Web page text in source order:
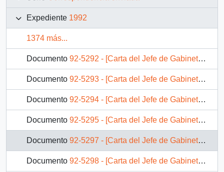
Expediente 1992
1374 más...
Documento 92-5292 - [Carta del Jefe de Gabinete de la Presidencia a Subsecretaria de Justicia]
Documento 92-5293 - [Carta del Jefe de Gabinete de la Presidencia a SEREMI de Educación X Región]
Documento 92-5294 - [Carta del Jefe de Gabinete de la Presidencia a Subsecretario de Desarrollo Regional y Administrativo]
Documento 92-5295 - [Carta del Jefe de Gabinete de la Presidencia a Subsecretario de Marina]
Documento 92-5297 - [Carta del Jefe de Gabinete de la Presidencia a SEREMI de Vivienda IX Región]
Documento 92-5298 - [Carta del Jefe de Gabinete de la Presidencia a Directora del SERVIU]